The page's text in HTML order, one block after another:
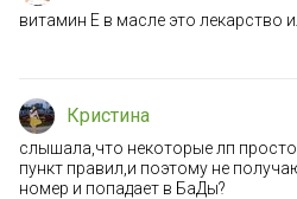
витамин Е в масле это лекарство
Кристина
слышала,что некоторые лп
пункт правил,и поэтому не
номер и попадает в БаДы?